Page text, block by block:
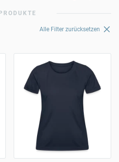
Alle Filter zurücksetzen